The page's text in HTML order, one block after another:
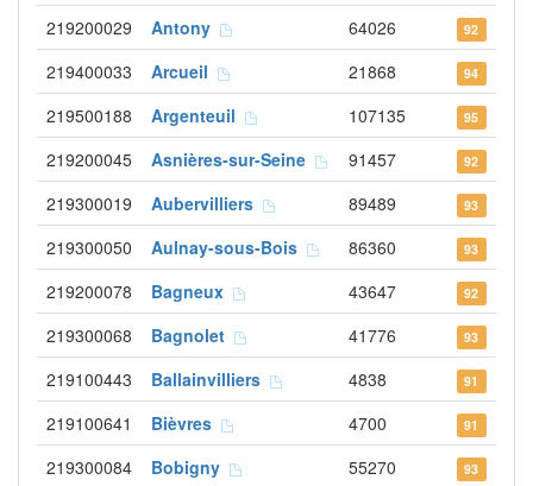
219200029 Antony 64026 92
219400033 Arcueil 21868 94
219500188 Argenteuil 107135 95
219200045 Asnières-sur-Seine 91457 92
219300019 Aubervilliers 89489 93
219300050 Aulnay-sous-Bois 86360 93
219200078 Bagneux 43647 92
219300068 Bagnolet 41776 93
219100443 Ballainvilliers 4838 91
219100641 Bièvres 4700 91
219300084 Bobigny 55270 93